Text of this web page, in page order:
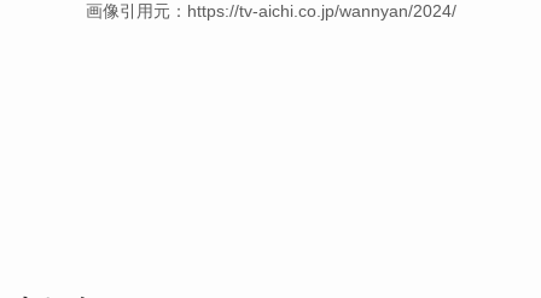
画像引用元：https://tv-aichi.co.jp/wannyan/2024/